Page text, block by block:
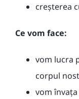
creșterea
Ce vom face:
vom lucra
corpul
vom